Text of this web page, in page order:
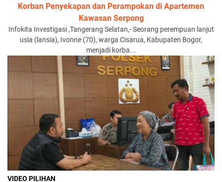
Korban Penyekapan dan Perampokan di Apartemen
Kawasan Serpong
Infokita Investigasi ,Tangerang Selatan,- Seorang perempuan lanjut
usia (lansia), Ivonne (70), warga Cisarua, Kabupaten Bogor,
menjadi korba...
VIDEO PILIHAN